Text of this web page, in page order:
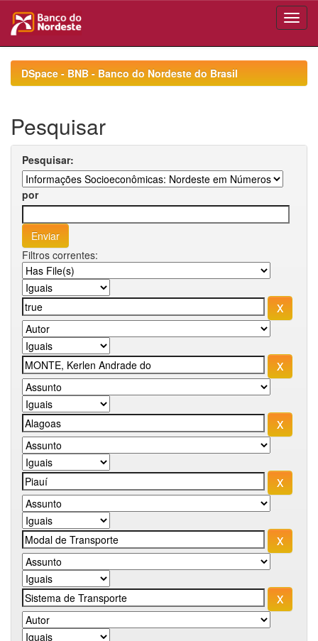
navigationDSpace - BNB - Banco do Nordeste do Brasil
Pesquisar
Pesquisar:
por
Filtros correntes: